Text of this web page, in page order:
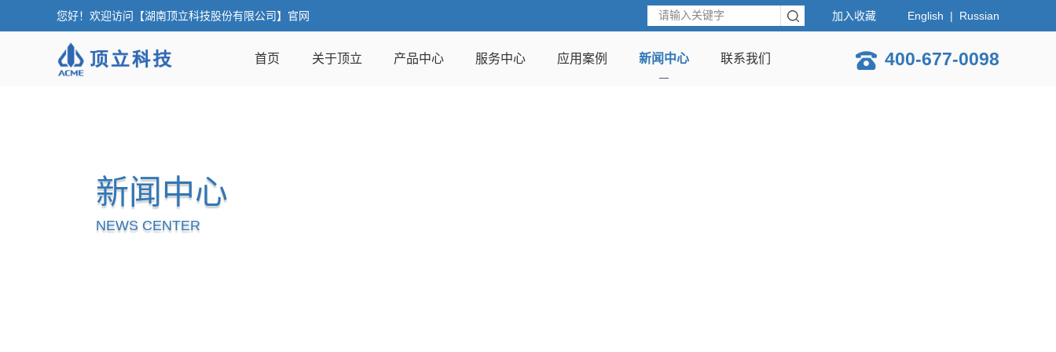
您好！欢迎访问【湖南顶立科技股份有限公司】官网 加入收藏 English | Russian
400-677-0098
首页 关于顶立 产品中心 服务中心 应用案例 新闻中心 联系我们
新闻中心
NEWS CENTER